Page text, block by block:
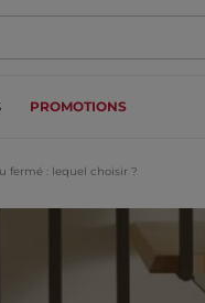
PROMOTIONS
fermé : lequel choisir ?